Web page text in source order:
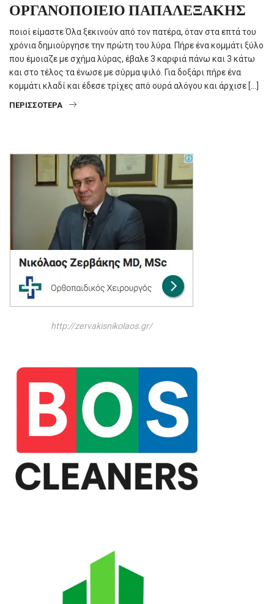
ΟΡΓΑΝΟΠΟΙΕΙΟ ΠΑΠΑΛΕΞΑΚΗΣ
ποιοί είμαστε Όλα ξεκινούν από τον πατέρα, όταν στα επτά του
χρόνια δημιούργησε την πρώτη του λύρα. Πήρε ένα κομμάτι ξύλο
που έμοιαζε με σχήμα λύρας, έβαλε 3 καρφιά πάνω και 3 κάτω
και στο τέλος τα ένωσε με σύρμα ψιλό. Για δοξάρι πήρε ένα
κομμάτι κλαδί και έδεσε τρίχες από ουρά αλόγου και άρχισε […]
ΠΕΡΙΣΣΌΤΕΡΑ
http://zervakisnikolaos.gr/